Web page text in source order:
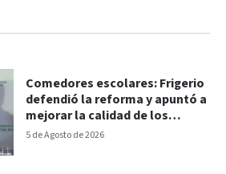
5 de Agosto de 2026
Comedores escolares: Frigerio
defendió la reforma y apuntó a
mejorar la calidad de los
alimentos